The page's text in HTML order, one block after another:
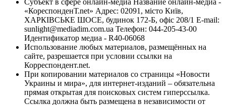
«КореспонденТ.net» Адрес: 02091, місто Київ,
ХАРКІВСЬКЕ ШОСЕ, будинок 172-Б, офіс 208/1 E-mail:
sunlight@mediadim.com.ua Телефон: 044-205-43-00
Идентификатор медиа - R40-06068
Использование любых материалов, размещённых на
сайте, разрешается при условии ссылки на
Корреспондент.net.
При копировании материалов со страницы «Новости
Украины и мира», для интернет-изданий – обязательна
прямая открытая для поисковых систем гиперссылка.
Ссылка должна быть размещена в независимости от